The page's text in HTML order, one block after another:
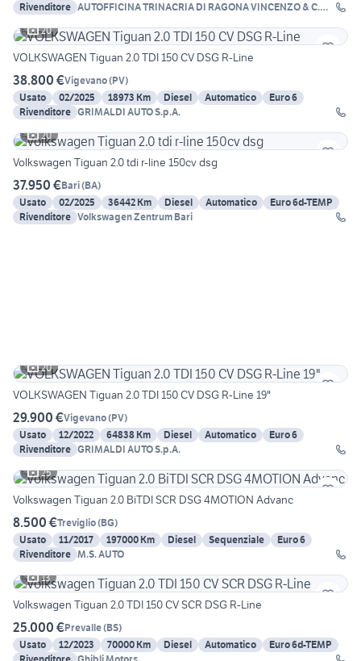
Rivenditore AUTOFFICINA TRINACRIA DI RAGONA VINCENZO & C.
20
VOLKSWAGEN Tiguan 2.0 TDI 150 CV DSG R-Line
38.800 €Vigevano(PV)
Usato
02/2025 18973 Km Diesel Automatico
Euro 6
Rivenditore GRIMALDI AUTO S.p.A.
20
Volkswagen Tiguan 2.0 tdi r-line 150cv dsg
37.950 €Bari(BA)
Usato
02/2025 36442 Km Diesel Automatico
Euro 6d-TEMP
Rivenditore Volkswagen Zentrum Bari
20
VOLKSWAGEN Tiguan 2.0 TDI 150 CV DSG R-Line 19"
29.900 €Vigevano(PV)
Usato
12/2022 64838 Km Diesel Automatico
Euro 6
Rivenditore GRIMALDI AUTO S.p.A.
25
Volkswagen Tiguan 2.0 BiTDI SCR DSG 4MOTION Advanc
8.500 €Treviglio(BG)
Usato
11/2017 197000 Km Diesel Sequenziale
Euro 6
Rivenditore M.S. AUTO
13
Volkswagen Tiguan 2.0 TDI 150 CV SCR DSG R-Line
25.000 €Prevalle(BS)
Usato
12/2023 70000 Km Diesel Automatico
Euro 6d-TEMP